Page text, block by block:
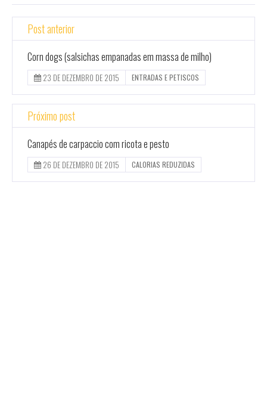
Post anterior
Corn dogs (salsichas empanadas em massa de milho)
23 DE DEZEMBRO DE 2015 ENTRADAS E PETISCOS
Próximo post
Canapés de carpaccio com ricota e pesto
26 DE DEZEMBRO DE 2015 CALORIAS REDUZIDAS